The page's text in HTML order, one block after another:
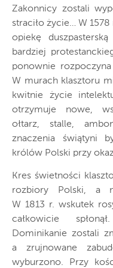
Zakonnicy zostali
straciło życie… W
opiekę
bardziej
ponownie rozpoczyna
W murach klasztoru
kwitnie życie
otrzymuje nowe,
ołtarz, stalle,
znaczenia świątyni
królów Polski przy
Kres świetności
rozbiory Polski, a
W 1813 r. wskutek
całkowicie
Dominikanie zostali
a zrujnowane
wyburzono. Przy